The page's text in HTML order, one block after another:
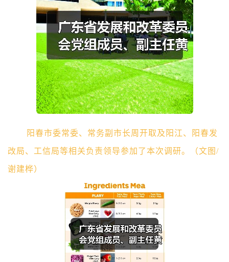
阳春市委常委、常务副市长周开取及阳江、阳春发
改局、工信局等相关负责领导参加了本次调研。 （文图 /
谢建桦）